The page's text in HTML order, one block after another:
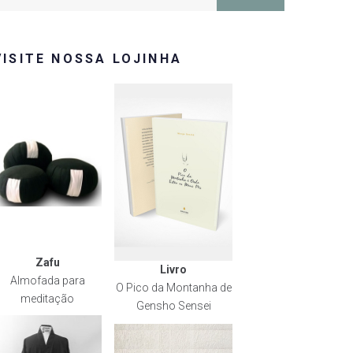
NOSSA LOJINHA
Zafu
Almofada para
meditação
Livro
O Pico da Montanha de
Gensho Sensei